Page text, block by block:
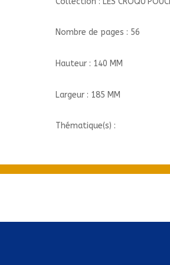
Nombre de pages : 56
Hauteur : 140 MM
Largeur : 185 MM
Thématique(s) :